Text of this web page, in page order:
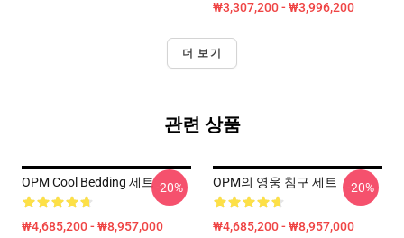
₩3,307,200 - ₩3,996,200
더 보기
관련 상품
OPM Cool Bedding 세트
₩4,685,200 - ₩8,957,000
-20% OPM의 영웅 침구 세트
₩4,685,200 - ₩8,957,000
-20%